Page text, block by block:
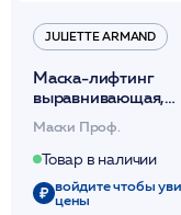
JULIETTE ARMAND
Маска-лифтинг
выравнивающая,
подтягивающая,
повышающая
280мл /JA
Маски Проф.
Товар в наличии
войдите чтобы
цены